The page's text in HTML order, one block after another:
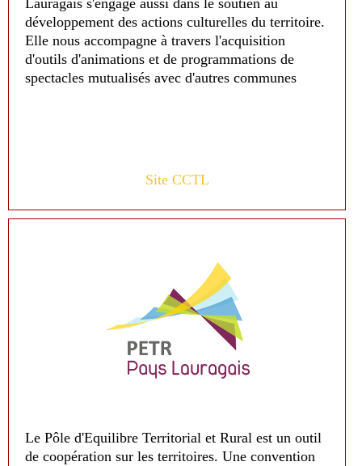
Lauragais s'engage aussi dans le soutien au
développement des actions culturelles du territoire.
Elle nous accompagne à travers l'acquisition
d'outils d'animations et de programmations de
spectacles mutualisés avec d'autres communes
Site CCTL
Le Pôle d'Equilibre Territorial et Rural est un outil
de coopération sur les territoires. Une convention